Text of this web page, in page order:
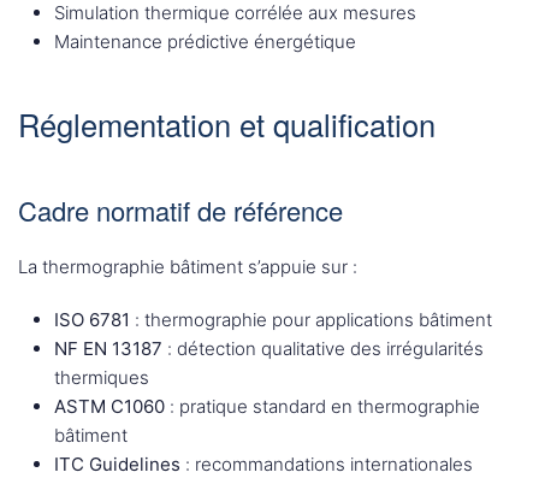
Simulation thermique corrélée aux mesures
Maintenance prédictive énergétique
Réglementation et qualification
Cadre normatif de référence
La thermographie bâtiment s’appuie sur :
ISO 6781 : thermographie pour applications bâtiment
NF EN 13187 : détection qualitative des irrégularités
thermiques
ASTM C1060 : pratique standard en thermographie
bâtiment
ITC Guidelines : recommandations internationales